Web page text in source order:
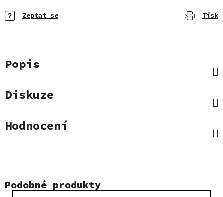
Tisk
Zeptat se
Popis
Diskuze
Hodnocení
Podobné produkty